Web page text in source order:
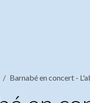
Barnabé en concert -